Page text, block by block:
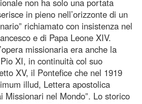
non ha solo una portata
in pieno nell’orizzonte di un
richiamato con insistenza nel
e di Papa Leone XIV.
missionaria era anche la
XI, in continuità col suo
XV, il Pontefice che nel 1919
illud, Lettera apostolica
Missionari nel Mondo”. Lo storico